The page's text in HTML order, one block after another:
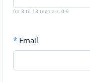
fra 3 til 13 tegn a-z, 0-9
* Email